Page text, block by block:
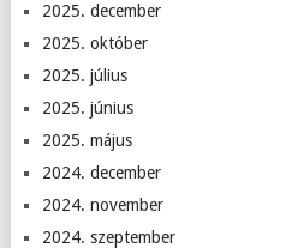
2025. december
2025. október
2025. július
2025. június
2025. május
2024. december
2024. november
2024. szeptember